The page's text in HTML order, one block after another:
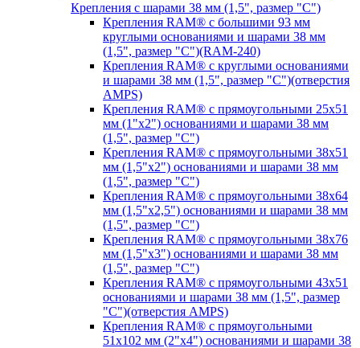
Крепления с шарами 38 мм (1,5", размер "C")
Крепления RAM® с большими 93 мм
круглыми основаниями и шарами 38 мм
(1,5", размер "C")(RAM-240)
Крепления RAM® с круглыми основаниями
и шарами 38 мм (1,5", размер "C")(отверстия
AMPS)
Крепления RAM® с прямоугольными 25х51
мм (1"х2") основаниями и шарами 38 мм
(1,5", размер "C")
Крепления RAM® с прямоугольными 38х51
мм (1,5"х2") основаниями и шарами 38 мм
(1,5", размер "C")
Крепления RAM® с прямоугольными 38х64
мм (1,5"х2,5") основаниями и шарами 38 мм
(1,5", размер "C")
Крепления RAM® с прямоугольными 38х76
мм (1,5"х3") основаниями и шарами 38 мм
(1,5", размер "C")
Крепления RAM® с прямоугольными 43х51
основаниями и шарами 38 мм (1,5", размер
"C")(отверстия AMPS)
Крепления RAM® с прямоугольными
51х102 мм (2"х4") основаниями и шарами 38